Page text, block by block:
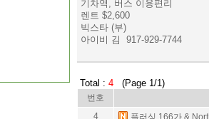
기차역, 버스 이용편리
렌트 $2,600
빅스타 (부)
아이비 김 917-929-7744
Total : 4 (Page 1/1)
번호
4
플러싱 166가 &